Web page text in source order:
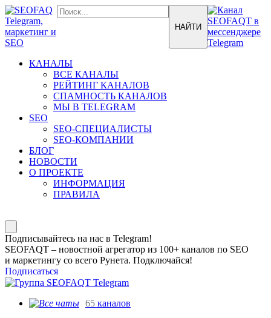
КАНАЛЫ
ВСЕ КАНАЛЫ
РЕЙТИНГ КАНАЛОВ
СПАМНОСТЬ КАНАЛОВ
МЫ В TELEGRAM
SEO
SEO-СПЕЦИАЛИСТЫ
SEO-КОМПАНИИ
БЛОГ
НОВОСТИ
О ПРОЕКТЕ
ИНФОРМАЦИЯ
ПРАВИЛА
Подписывайтесь на нас в Telegram!
SEOFAQT – новостной агрегатор из 100+ каналов по SEO
и маркетингу со всего Рунета. Подключайся!
Подписаться
65 каналов